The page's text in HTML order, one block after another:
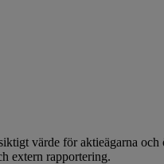
värde för aktieägarna
extern rapportering.